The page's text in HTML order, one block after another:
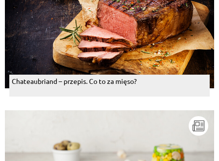
Chateaubriand – przepis. Co to za mięso?